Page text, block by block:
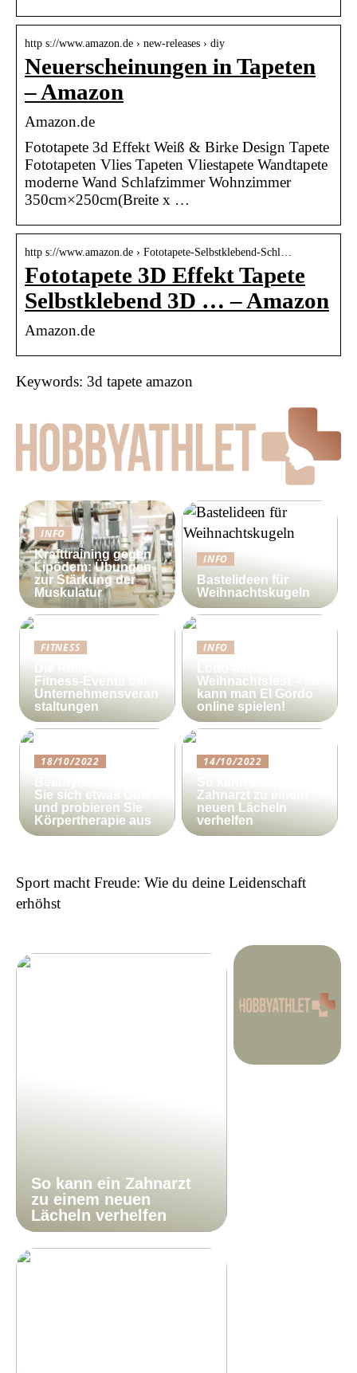
http s://www.amazon.de › new-releases › diy
Neuerscheinungen in Tapeten
– Amazon
Amazon.de
Fototapete 3d Effekt Weiß & Birke Design Tapete
Fototapeten Vlies Tapeten Vliestapete Wandtapete
moderne Wand Schlafzimmer Wohnzimmer
350cm×250cm(Breite x …
http s://www.amazon.de › Fototapete-Selbstklebend-Schl…
Fototapete 3D Effekt Tapete
Selbstklebend 3D … – Amazon
Amazon.de
Keywords: 3d tapete amazon
INFO
Krafttraining gegen
Lipödem: Übungen
zur Stärkung der
Muskulatur
INFO
Bastelideen für
Weihnachtskugeln
FITNESS
Fitness-Events bei
Unternehmensveran
staltungen
INFO
Weihnachtsfest – so
kann man El Gordo
online spielen!
18/10/2022
Sie sich etwas Gutes
und probieren Sie
Körpertherapie aus
14/10/2022
Zahnarzt zu einem
neuen Lächeln
verhelfen
Sport macht Freude: Wie du deine Leidenschaft
erhöhst
So kann ein Zahnarzt
zu einem neuen
Lächeln verhelfen